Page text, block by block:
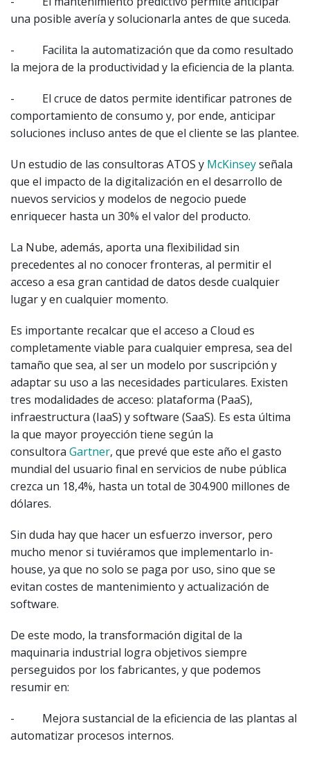
una posible avería y solucionarla antes de que suceda.
- Facilita la automatización que da como resultado
la mejora de la productividad y la eficiencia de la planta.
- El cruce de datos permite identificar patrones de
comportamiento de consumo y, por ende, anticipar
soluciones incluso antes de que el cliente se las plantee.
Un estudio de las consultoras ATOS y McKinseyseñala
que el impacto de la digitalización en el desarrollo de
nuevos servicios y modelos de negocio puede
enriquecer hasta un 30% el valor del producto.
La Nube, además, aporta una flexibilidad sin
precedentes al no conocer fronteras, al permitir el
acceso a esa gran cantidad de datos desde cualquier
lugar y en cualquier momento.
Es importante recalcar que el acceso a Cloud es
completamente viable para cualquier empresa, sea del
tamaño que sea, al ser un modelo por suscripción y
adaptar su uso a las necesidades particulares. Existen
tres modalidades de acceso: plataforma (PaaS),
infraestructura (IaaS) y software (SaaS). Es esta última
la que mayor proyección tiene según la
consultora Gartner, que prevé que este año el gasto
mundial del usuario final en servicios de nube pública
crezca un 18,4%, hasta un total de 304.900 millones de
dólares.
Sin duda hay que hacer un esfuerzo inversor, pero
mucho menor si tuviéramos que implementarlo in-
house, ya que no solo se paga por uso, sino que se
evitan costes de mantenimiento y actualización de
software.
De este modo, la transformación digital de la
maquinaria industrial logra objetivos siempre
perseguidos por los fabricantes, y que podemos
resumir en:
- Mejora sustancial de la eficiencia de las plantas al
automatizar procesos internos.